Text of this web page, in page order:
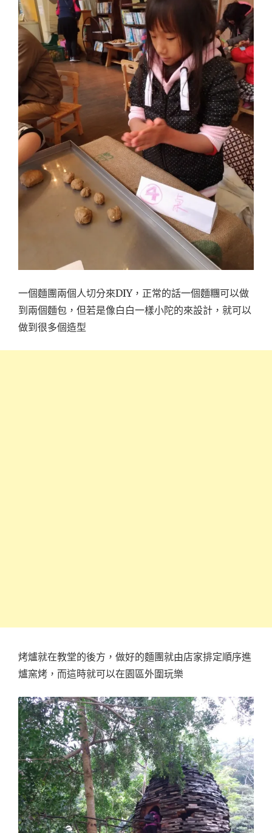
一個麵團兩個人切分來DIY，正常的話一個麵糰可以做
到兩個麵包，但若是像白白一樣小陀的來設計，就可以
做到很多個造型
烤爐就在教堂的後方，做好的麵團就由店家排定順序進
爐窯烤，而這時就可以在園區外圍玩樂